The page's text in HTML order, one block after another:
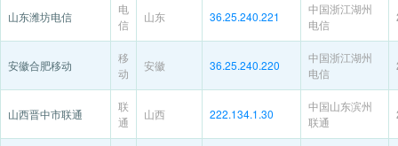
山东潍坊电信
电
信
山东 36.25.240.221
中国浙江湖州
电信
安徽合肥移动
移
动
安徽 36.25.240.220
中国浙江湖州
电信
山西晋中市联通
联
通
山西 222.134.1.30
中国山东滨州
联通